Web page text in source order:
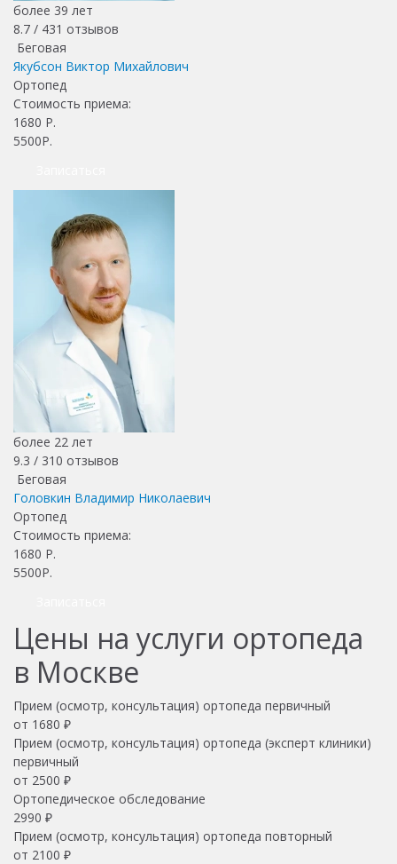
более 39 лет
8.7 / 431 отзывов
Беговая
Якубсон Виктор Михайлович
Ортопед
Стоимость приема:
1680 Р.
5500Р.
более 22 лет
9.3 / 310 отзывов
Беговая
Головкин Владимир Николаевич
Ортопед
Стоимость приема:
1680 Р.
5500Р.
Цены на услуги ортопеда
в Москве
Прием (осмотр, консультация) ортопеда первичный
от 1680 ₽
Прием (осмотр, консультация) ортопеда (эксперт клиники)
первичный
от 2500 ₽
Ортопедическое обследование
2990 ₽
Прием (осмотр, консультация) ортопеда повторный
от 2100 ₽